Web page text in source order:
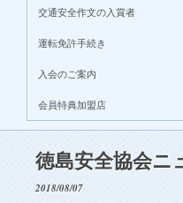
交通安全作文の入賞者
運転免許手続き
入会のご案内
会員特典加盟店
徳島安全協会ニ
2018/08/07